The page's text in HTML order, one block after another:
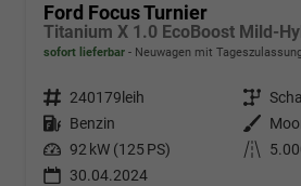
Ford Focus Turnier
Titanium X 1.0 EcoBoost Mild-
sofort lieferbar Neuwagen mit
Fahrzeugnr. 240179leih Getriebe
Kraftstoff Benzin Außenfarbe
Leistung 92 kW (125 PS) Kilometerstand
30.04.2024